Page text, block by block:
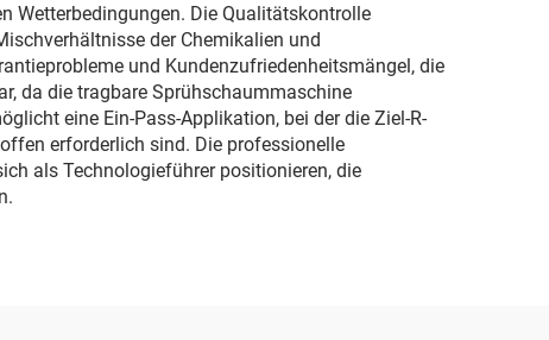
Wetterbedingungen. Die Qualitätskontrolle
der Chemikalien und
und Kundenzufriedenheitsmängel, die
da die tragbare Sprühschaummaschine
eine Ein-Pass-Applikation, bei der die Ziel-R-
erforderlich sind. Die professionelle
als Technologieführer positionieren, die